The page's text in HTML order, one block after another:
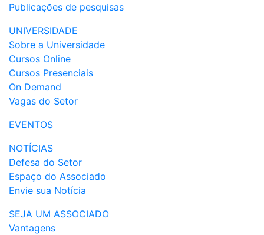
Publicações de pesquisas
UNIVERSIDADE
Sobre a Universidade
Cursos Online
Cursos Presenciais
On Demand
Vagas do Setor
EVENTOS
NOTÍCIAS
Defesa do Setor
Espaço do Associado
Envie sua Notícia
SEJA UM ASSOCIADO
Vantagens